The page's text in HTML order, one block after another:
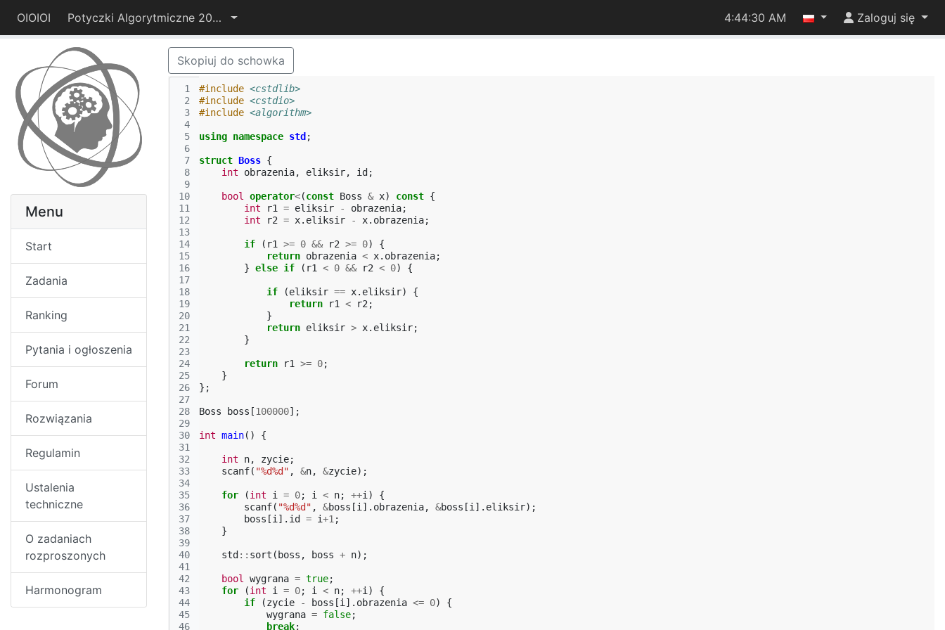
OIOIOI Potyczki Algorytmiczne 2014 4:44:30 AM Zaloguj się
Menu
Start
Zadania
Ranking
Pytania i ogłoszenia
Forum
Rozwiązania
Regulamin
Ustalenia
techniczne
O zadaniach
rozproszonych
Harmonogram
Skopiuj do schowka
1
2
3
4
5
6
7
8
9
10
11
12
13
14
15
16
17
18
19
20
21
22
23
24
25
26
27
28
29
30
31
32
33
34
35
36
37
38
39
40
41
42
43
44
45
46
#include <cstdlib>
#include <cstdio>
#include <algorithm>
using namespace std ;
struct Boss {
int
obrazenia, eliksir, id ;
bool operator<(const Boss & x) const {
int
r1 = eliksir - obrazenia;
int
r2 = x. eliksir - x. obrazenia;
if ( r1 >= 0 && r2 >= 0)
{
return obrazenia < x. obrazenia;
} else if ( r1 < 0 && r2 < 0) {
if (eliksir == x. eliksir)
{
return
r1 < r2 ;
}
return eliksir > x. eliksir;
}
return r1 >= 0;
}
};
Boss boss [100000];
int main() {
int n, zycie;
scanf( "%d%d" , &n, &zycie);
for (int i = 0; i < n; ++i )
{
scanf( "%d%d" , &boss [i ]. obrazenia, &boss [i ]. eliksir);
boss [i ]. id = i+1 ;
}
std :: sort ( boss , boss + n);
bool wygrana = true;
for
(int i = 0; i < n; ++i )
{
if
(zycie - boss [i ]. obrazenia <= 0)
{
wygrana = false;
break;